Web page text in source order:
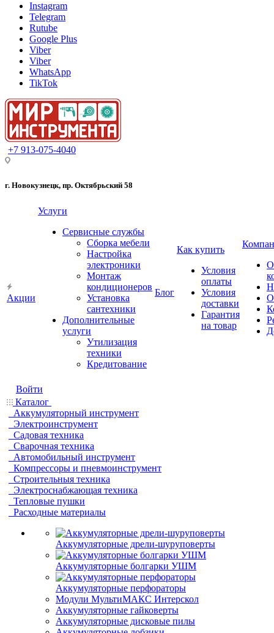
Instagram
Telegram
Rutube
Google Plus
Viber
Viber
WhatsApp
TikTok
+7 913-075-4040
г. Новокузнецк, пр. Октябрьский 58
Акции
Услуги
Сервисные службы
Сборка мебели
Настройка
электроники
Монтаж
кондиционеров
Установка
сантехники
Дополнительные
услуги
Утилизация
техники
Кредитование
Блог
Как купить
Условия
оплаты
Условия
доставки
Гарантия
на товар
О
Войти
Каталог
Аккумуляторный инструмент
Электроинструмент
Садовая техника
Сварочная техника
Автомобильный инструмент
Компрессоры и пневмоинструмент
Строительныя техника
Электроснабжающая техника
Тепловые пушки
Расходные материалы
Аккумуляторные дрели-шуруповерты
Аккумуляторные болгарки УШМ
Аккумуляторные перфораторы
Модули МультиМАКС Интерскол
Аккумуляторные гайковерты
Аккумуляторные дисковые пилы